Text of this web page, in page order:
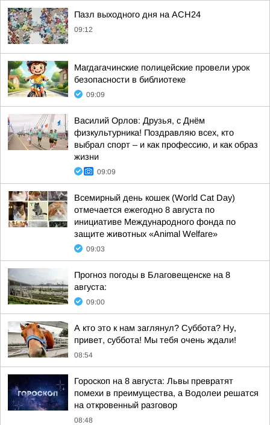
Пазл выходного дня на АСН24
09:12
Магдагачинские полицейские провели урок
безопасности в библиотеке
09:09
Василий Орлов: Друзья, с Днём
физкультурника! Поздравляю всех, кто
выбрал спорт – и как профессию, и как образ
жизни
09:09
Всемирный день кошек (World Cat Day)
отмечается ежегодно 8 августа по
инициативе Международного фонда по
защите животных «Animal Welfare»
09:03
Прогноз погоды в Благовещенске на 8
августа:
09:00
А кто это к нам заглянул? Суббота? Ну,
привет, суббота! Мы тебя очень ждали!
08:54
Гороскоп на 8 августа: Львы превратят
помехи в преимущества, а Водолеи решатся
на откровенный разговор
08:48